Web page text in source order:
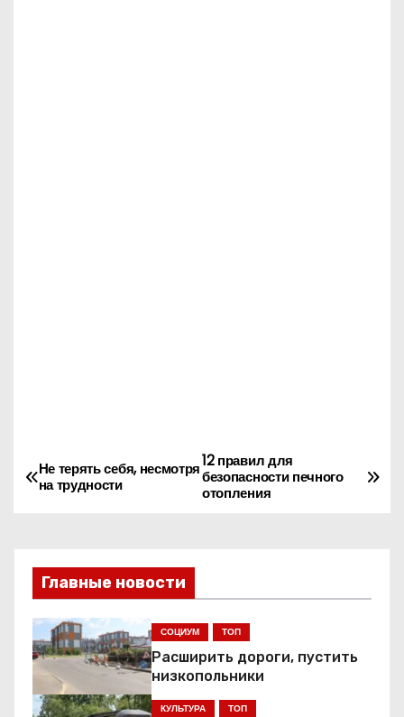
Н
г
а
ц
12 правил для
безопасности печного
отопления
Не терять себя, несмотря
на трудности
Главные новости
СОЦИУМ ТОП
Расширить дороги, пустить
низкопольники
КУЛЬТУРА ТОП